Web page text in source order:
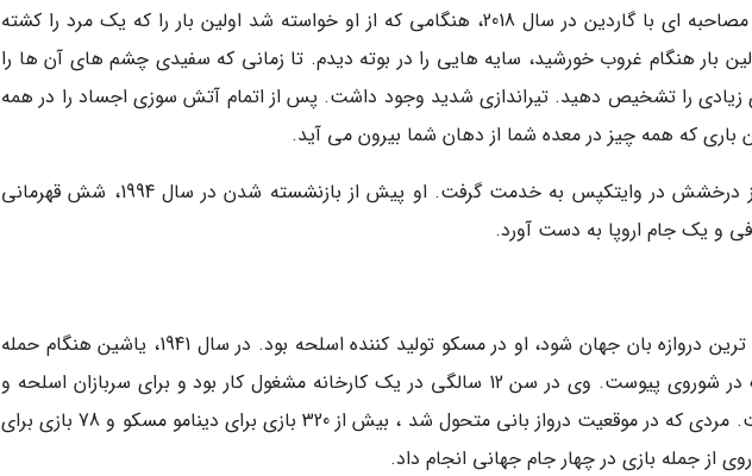
شد تا در جنگ بجنگد. در مصاحبه ای با گاردین در سال 2018، هنگامی که از او خواسته شد اولین بار را که یک مرد را کشته
بار هنگام غروب خورشید، سایه هایی را در بوته دیدم. تا زمانی که سفیدی چشم های آن ها را
زیادی را تشخیص دهید. تیراندازی شدید وجود داشت. پس از اتمام آتش سوزی اجساد را در همه
باری که همه چیز در معده شما از دهان شما بیرون می آید.
باب پیزلی گروبلار را بعد از درخشش در وایتکپس به خدمت گرفت. او پیش از بازنشسته شدن در سال 1994، شش قهرمانی
و یک جام اروپا به دست آورد.
قبل از این که یاشین بزرگ ترین دروازه بان جهان شود، او در مسکو تولید کننده اسلحه بود. در سال 1941، یاشین هنگام حمله
نازی ها به روسیه به جنگ در شوروی پیوست. وی در سن 12 سالگی در یک کارخانه مشغول کار بود و برای سربازان اسلحه و
قطعات وسایل نقلیه ساخت. مردی که در موقعیت درواز بانی متحول شد ، بیش از 320 بازی برای دینامو مسکو و 78 بازی برای
از جمله بازی در چهار جام جهانی انجام داد.